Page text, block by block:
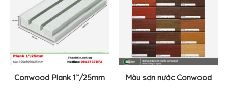
Conwood Plank 1”/25mm Màu sơn nước Conwood